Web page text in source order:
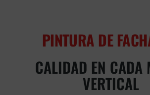
PINTURA DE
CALIDAD EN CADA
VERTICAL